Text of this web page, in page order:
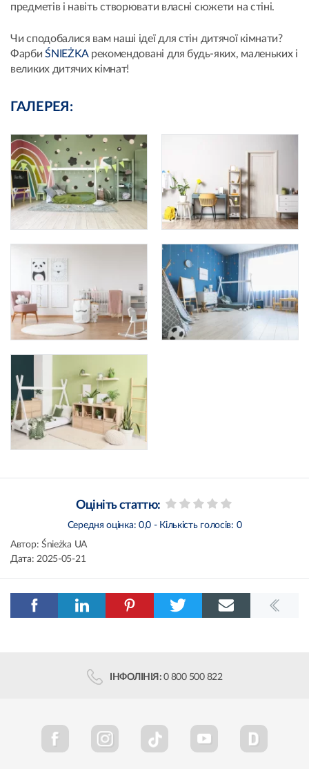
предметів і навіть створювати власні сюжети на стіні.
Чи сподобалися вам наші ідеї для стін дитячої кімнати?
ФарбиŚNIEŻKAрекомендовані для будь-яких, маленьких і
великих дитячих кімнат!
ГАЛЕРЕЯ:
Оцініть статтю:
Середня оцінка: 0,0 - Кількість голосів: 0
Автор: Śnieżka UA
Дата:2025-05-21
ІНФОЛІНІЯ: 0 800 500 822